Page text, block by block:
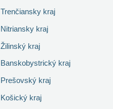
Trenčiansky kraj
Nitriansky kraj
Žilinský kraj
Banskobystrický kraj
Prešovský kraj
Košický kraj